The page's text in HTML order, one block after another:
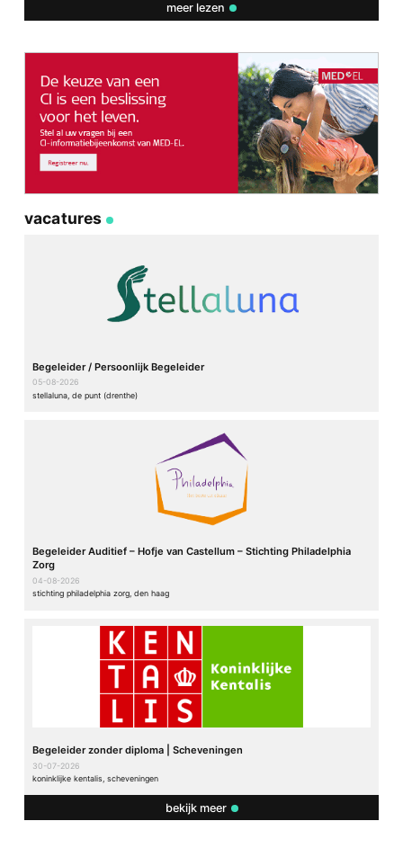
meer lezen
vacatures
Begeleider / Persoonlijk Begeleider
05-08-2026
stellaluna, de punt (drenthe)
Begeleider Auditief – Hofje van Castellum – Stichting Philadelphia
Zorg
04-08-2026
stichting philadelphia zorg, den haag
Begeleider zonder diploma | Scheveningen
30-07-2026
koninklijke kentalis, scheveningen
bekijk meer